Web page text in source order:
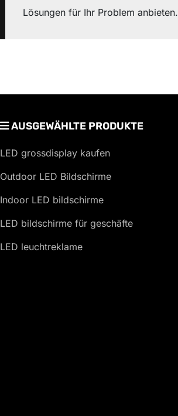
Lösungen für Ihr Problem anbieten.
AUSGEWÄHLTE PRODUKTE
LED grossdisplay kaufen
Outdoor LED Bildschirme
Indoor LED bildschirme
LED bildschirme für geschäfte
LED leuchtreklame